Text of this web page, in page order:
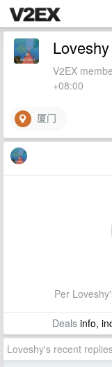
Loveshy
V2EX
+08:00
厦门
Per
Dealsinfo,
Loveshy's recent